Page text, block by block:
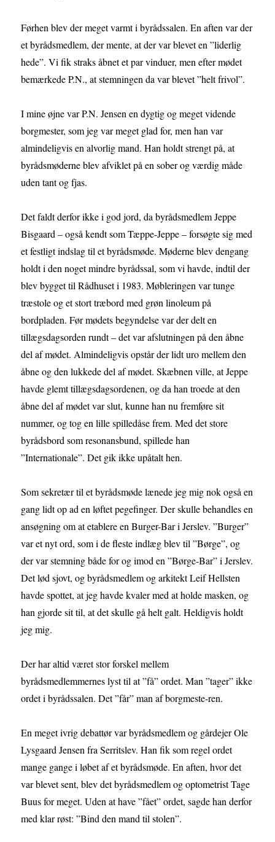
Førhen blev der meget varmt i byrådssalen. En aften var der
et byrådsmedlem, der mente, at der var blevet en ”liderlig
hede”. Vi fik straks åbnet et par vinduer, men efter mødet
bemærkede P.N., at stemningen da var blevet ”helt frivol”.
I mine øjne var P.N. Jensen en dygtig og meget vidende
borgmester, som jeg var meget glad for, men han var
almindeligvis en alvorlig mand. Han holdt strengt på, at
byrådsmøderne blev afviklet på en sober og værdig måde
uden tant og fjas.
Det faldt derfor ikke i god jord, da byrådsmedlem Jeppe
Bisgaard – også kendt som Tæppe-Jeppe – forsøgte sig med
et festligt indslag til et byrådsmøde. Møderne blev dengang
holdt i den noget mindre byrådssal, som vi havde, indtil der
blev bygget til Rådhuset i 1983. Møbleringen var tunge
træstole og et stort træbord med grøn linoleum på
bordpladen. Før mødets begyndelse var der delt en
tillægsdagsorden rundt – det var afslutningen på den åbne
del af mødet. Almindeligvis opstår der lidt uro mellem den
åbne og den lukkede del af mødet. Skæbnen ville, at Jeppe
havde glemt tillægsdagsordenen, og da han troede at den
åbne del af mødet var slut, kunne han nu fremføre sit
nummer, og tog en lille spilledåse frem. Med det store
byrådsbord som resonansbund, spillede han
”Internationale”. Det gik ikke upåtalt hen.
Som sekretær til et byrådsmøde lænede jeg mig nok også en
gang lidt op ad en løftet pegefinger. Der skulle behandles en
ansøgning om at etablere en Burger-Bar i Jerslev. ”Burger”
var et nyt ord, som i de fleste indlæg blev til ”Børge”, og
der var stemning både for og imod en ”Børge-Bar” i Jerslev.
Det lød sjovt, og byrådsmedlem og arkitekt Leif Hellsten
havde spottet, at jeg havde kvaler med at holde masken, og
han gjorde sit til, at det skulle gå helt galt. Heldigvis holdt
jeg mig.
Der har altid været stor forskel mellem
byrådsmedlemmernes lyst til at ”få” ordet. Man ”tager” ikke
ordet i byrådssalen. Det ”får” man af borgmeste-ren.
En meget ivrig debattør var byrådsmedlem og gårdejer Ole
Lysgaard Jensen fra Serritslev. Han fik som regel ordet
mange gange i løbet af et byrådsmøde. En aften, hvor det
var blevet sent, blev det byrådsmedlem og optometrist Tage
Buus for meget. Uden at have ”fået” ordet, sagde han derfor
med klar røst: ”Bind den mand til stolen”.